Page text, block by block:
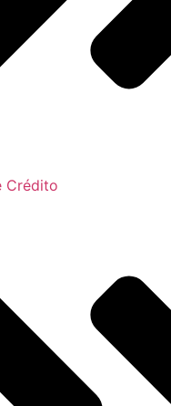
Crédito